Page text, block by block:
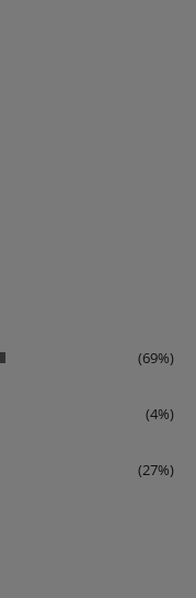
(69%)
(4%)
(27%)